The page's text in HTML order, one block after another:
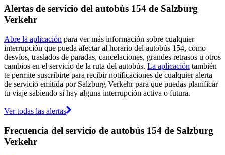
Alertas de servicio del autobús 154 de Salzburg
Verkehr
Abre la aplicación para ver más información sobre cualquier
interrupción que pueda afectar al horario del autobús 154, como
desvíos, traslados de paradas, cancelaciones, grandes retrasos u otros
cambios en el servicio de la ruta del autobús. La aplicación también
te permite suscribirte para recibir notificaciones de cualquier alerta
de servicio emitida por Salzburg Verkehr para que puedas planificar
tu viaje sabiendo si hay alguna interrupción activa o futura.
Ver todas las alertas
Frecuencia del servicio de autobús 154 de Salzburg
Verkehr